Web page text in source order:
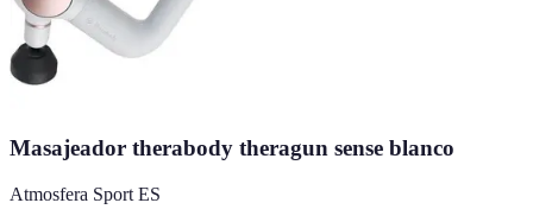
Masajeador therabody theragun sense blanco
Atmosfera Sport ES